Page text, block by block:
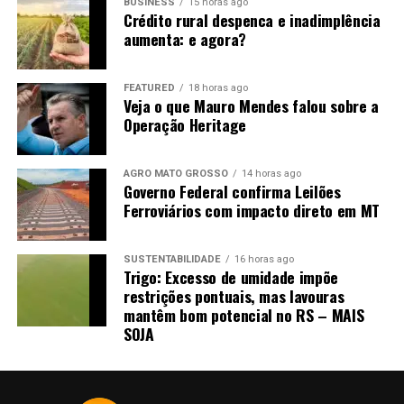
Fonte:Informativo CEEMA UNIJUÍ, do prof. Dr.
Argemiro Luís Brum¹
1–Professor Titular do PPGDR da UNIJUÍ, doutor em
Economia Internacional pela EHESS de Paris-França,
coordenador, pesquisador e analista de mercado da
CEEMA (FIDENE/UNIJUÍ).
BUSINESS 15 horas ago
Crédito rural despenca e inadimplência
aumenta: e agora?
FEATURED 18 horas ago
Veja o que Mauro Mendes falou sobre a
Operação Heritage
AGRO MATO GROSSO 14 horas ago
Governo Federal confirma Leilões
Ferroviários com impacto direto em MT
SUSTENTABILIDADE 16 horas ago
Trigo: Excesso de umidade impõe
restrições pontuais, mas lavouras
mantêm bom potencial no RS – MAIS
SOJA